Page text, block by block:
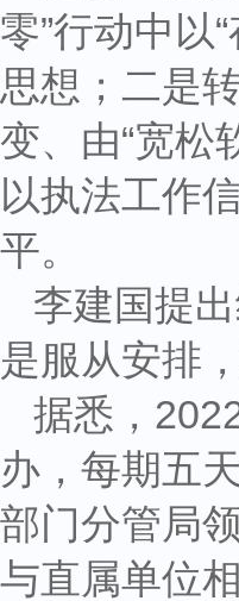
零”行动中以
思想；二是
变、由“宽松
以执法工作
平。
李建国提
是服从安排
据悉，
办，每期五
部门分管局
与直属单位